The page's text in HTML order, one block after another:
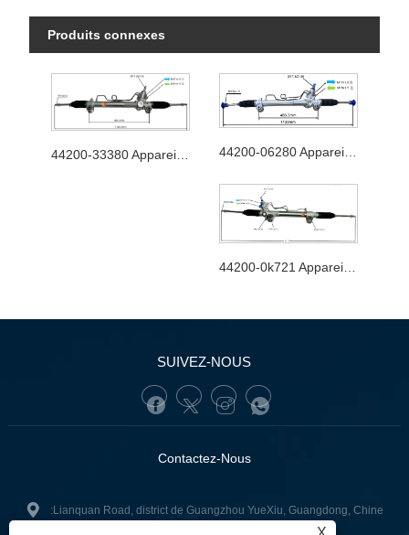
Produits connexes
44200-33380 Appareil de direction automobile 44200-06280 Appareil de direction automobile
44200-0k721 Appareil de direction automobile
SUIVEZ-NOUS
Contactez-Nous
:Lianquan Road, district de Guangzhou YueXiu, Guangdong, Chine